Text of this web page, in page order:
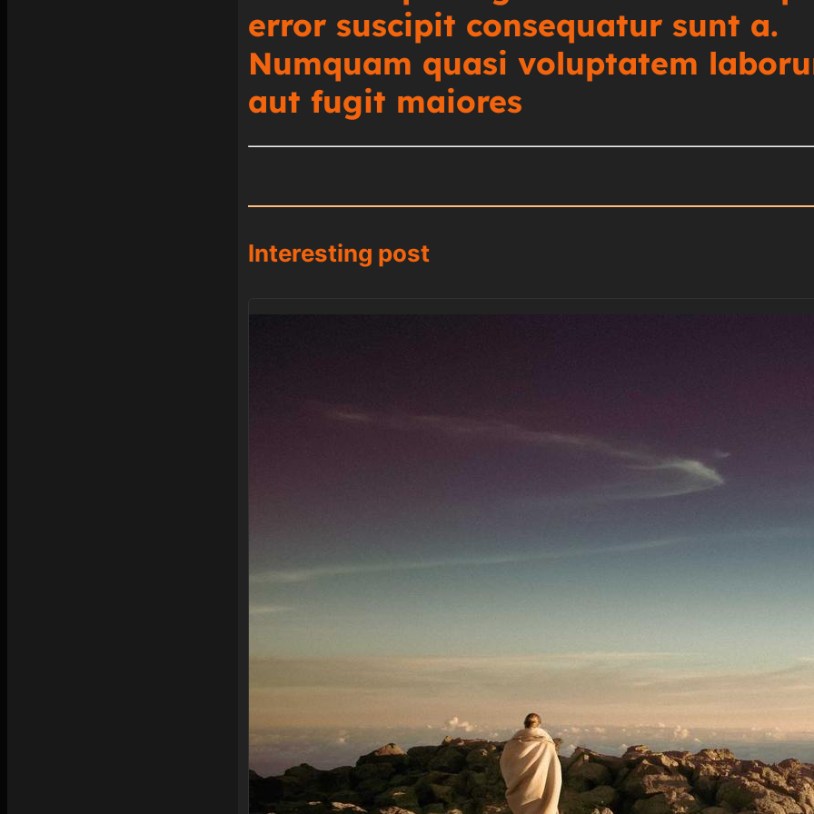
error suscipit consequatur sunt a.
Numquam quasi voluptatem
aut fugit maiores
Interesting post